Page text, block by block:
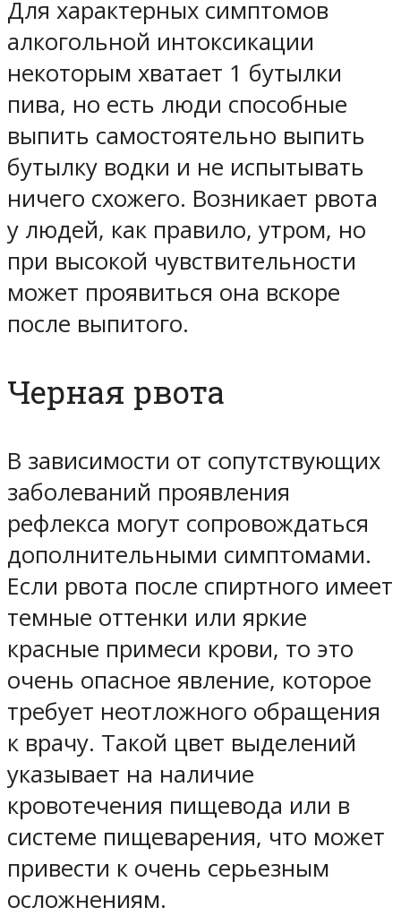
Для характерных симптомов
алкогольной интоксикации
некоторым хватает 1 бутылки
пива, но есть люди способные
выпить самостоятельно выпить
бутылку водки и не испытывать
ничего схожего. Возникает рвота
у людей, как правило, утром, но
при высокой чувствительности
может проявиться она вскоре
после выпитого.
Черная рвота
В зависимости от сопутствующих
заболеваний проявления
рефлекса могут сопровождаться
дополнительными симптомами.
Если рвота после спиртного имеет
темные оттенки или яркие
красные примеси крови, то это
очень опасное явление, которое
требует неотложного обращения
к врачу. Такой цвет выделений
указывает на наличие
кровотечения пищевода или в
системе пищеварения, что может
привести к очень серьезным
осложнениям.